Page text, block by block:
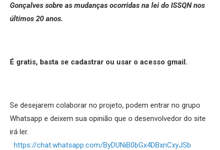
Gonçalves sobre as mudanças ocorridas na lei do ISSQN nos
últimos 20 anos.
É gratis, basta se cadastrar ou usar o acesso gmail.
Se desejarem colaborar no projeto, podem entrar no grupo
Whatsapp e deixem sua opinião que o desenvolvedor do site
irá ler.
https://chat.whatsapp.com/ByDUNiB0bGx4DBxnCxyJSb